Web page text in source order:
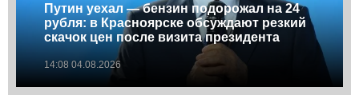
Путин уехал — бензин подорожал на 24
рубля: в Красноярске обсуждают резкий
скачок цен после визита президента
14:08 04.08.2026